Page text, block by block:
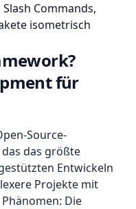
Commands,
isometrisch
für
Source-
das das größte
Entwickeln
Projekte mit
Die